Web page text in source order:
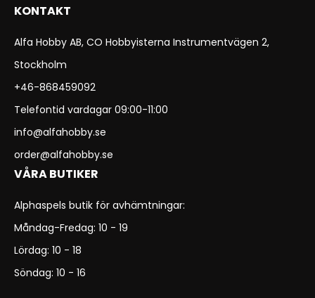
KONTAKT
Alfa Hobby AB, CO Hobbyisterna Instrumentvägen 2,
Stockholm
+46-868459092
Telefontid vardagar 09:00-11:00
info@alfahobby.se
order@alfahobby.se
VÅRA BUTIKER
Alphaspels butik för avhämtningar:
Måndag-Fredag: 10 - 19
Lördag: 10 - 18
Söndag: 10 - 16